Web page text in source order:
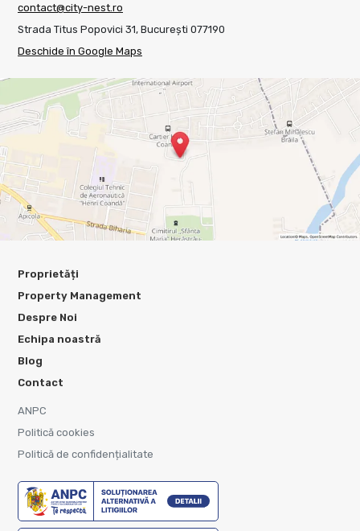
contact@city-nest.ro
Strada Titus Popovici 31, București 077190
Deschide în Google Maps
Proprietăți
Property Management
Despre Noi
Echipa noastră
Blog
Contact
ANPC
Politică cookies
Politică de confidențialitate